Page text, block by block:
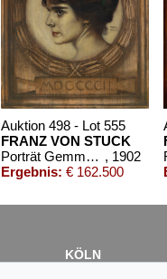
Auktion 498 - Lot 555
FRANZ VON STUCK
Porträt Gemma Bierbaum , 1902
Ergebnis: € 162.500
KÖLN